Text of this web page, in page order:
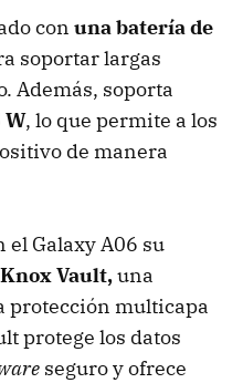
con una batería de
soportar largas
Además, soporta
W, lo que permite a los
de manera
el Galaxy A06 su
Vault,una
protección multicapa
protege los datos
seguro y ofrece